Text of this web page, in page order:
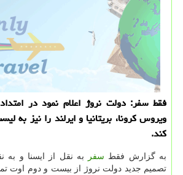
فقط سفر: دولت نروژ اعلام نمود در
ویروس كرونا، بریتانیا و ایرلند را نیز به
كند.
به گزارش فقط سفر
به نقل از ایسنا و به
تصمیم جدید دولت نروژ از بیست و دوم اوت